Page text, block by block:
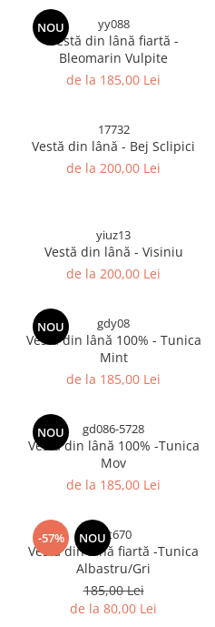
NOU yy088
Vestă din lână fiartă -
Bleomarin Vulpite
de la 185,00 Lei
17732
Vestă din lână - Bej Sclipici
de la 200,00 Lei
yiuz13
Vestă din lână - Visiniu
de la 200,00 Lei
NOU gdy08
Vestă din lână 100% - Tunica
Mint
de la 185,00 Lei
NOU gd086-5728
Vestă din lână 100% -Tunica
Mov
de la 185,00 Lei
-57% NOUyyt670
Vestă din lână fiartă -Tunica
Albastru/Gri
185,00 Lei
de la 80,00 Lei